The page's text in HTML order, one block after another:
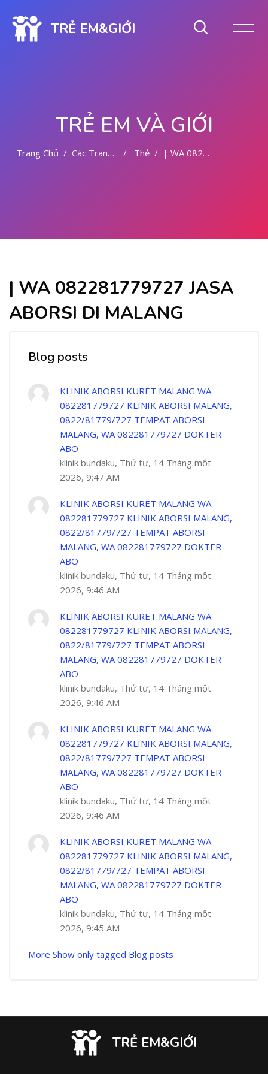
TRẺ EM&GIỚI
TRẺ EM VÀ GIỚI
Trang Chủ Các Trang Của Hệ Thống Thẻ | WA 082281779727 JASA ABORSI DI MALANG
| WA 082281779727 JASA
ABORSI DI MALANG
Blog posts
KLINIK ABORSI KURET MALANG WA
082281779727 KLINIK ABORSI MALANG,
0822/81779/727 TEMPAT ABORSI
MALANG, WA 082281779727 DOKTER
ABO
klinik bundaku, Thứ tư, 14 Tháng một
2026, 9:47 AM
KLINIK ABORSI KURET MALANG WA
082281779727 KLINIK ABORSI MALANG,
0822/81779/727 TEMPAT ABORSI
MALANG, WA 082281779727 DOKTER
ABO
klinik bundaku, Thứ tư, 14 Tháng một
2026, 9:46 AM
KLINIK ABORSI KURET MALANG WA
082281779727 KLINIK ABORSI MALANG,
0822/81779/727 TEMPAT ABORSI
MALANG, WA 082281779727 DOKTER
ABO
klinik bundaku, Thứ tư, 14 Tháng một
2026, 9:46 AM
KLINIK ABORSI KURET MALANG WA
082281779727 KLINIK ABORSI MALANG,
0822/81779/727 TEMPAT ABORSI
MALANG, WA 082281779727 DOKTER
ABO
klinik bundaku, Thứ tư, 14 Tháng một
2026, 9:46 AM
KLINIK ABORSI KURET MALANG WA
082281779727 KLINIK ABORSI MALANG,
0822/81779/727 TEMPAT ABORSI
MALANG, WA 082281779727 DOKTER
ABO
klinik bundaku, Thứ tư, 14 Tháng một
2026, 9:45 AM
More Show only tagged Blog posts
TRẺ EM&GIỚI